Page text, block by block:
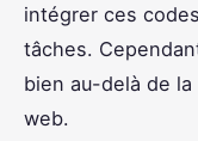
intégrer ces
tâches.
bien au-delà de
web.